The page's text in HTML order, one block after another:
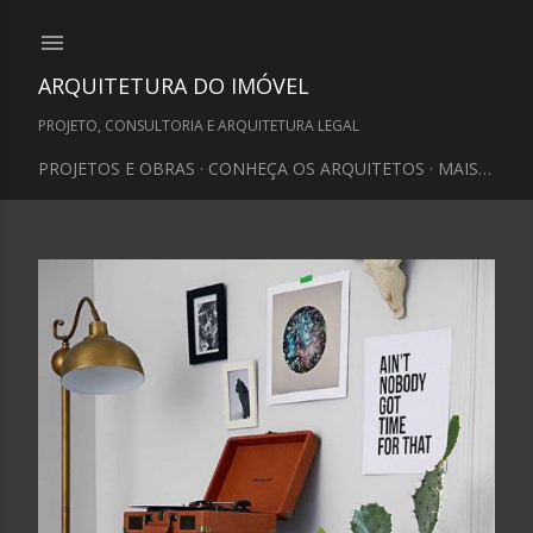
ARQUITETURA DO IMÓVEL
PROJETO, CONSULTORIA E ARQUITETURA LEGAL
PROJETOS E OBRAS CONHEÇA OS ARQUITETOS MAIS…
P
o